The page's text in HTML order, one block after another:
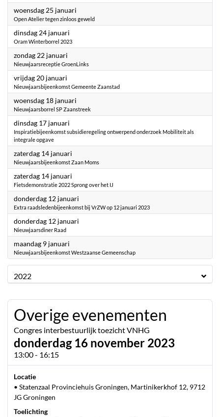
woensdag 25 januari
Open Atelier tegen zinloos geweld
dinsdag 24 januari
Oram Winterborrel 2023
zondag 22 januari
Nieuwjaarsreceptie GroenLinks
vrijdag 20 januari
Nieuwjaarsbijeenkomst Gemeente Zaanstad
woensdag 18 januari
Nieuwjaarsborrel SP Zaanstreek
dinsdag 17 januari
Inspiratiebijeenkomst subsidieregeling ontwerpend onderzoek Mobiliteit als
integrale opgave
zaterdag 14 januari
Nieuwjaarsbijeenkomst Zaan Moms
zaterdag 14 januari
Fietsdemonstratie 2022 Sprong over het IJ
donderdag 12 januari
Extra raadsledenbijeenkomst bij VrZW op 12 januari 2023
donderdag 12 januari
Nieuwjaarsdiner Raad
maandag 9 januari
Nieuwjaarsbijeenkomst Westzaanse Gemeenschap
2022
Overige evenementen
Congres interbestuurlijk toezicht VNHG
donderdag 16 november 2023
13:00 - 16:15
Locatie
• Statenzaal Provinciehuis Groningen, Martinikerkhof 12, 9712
JG Groningen
Toelichting